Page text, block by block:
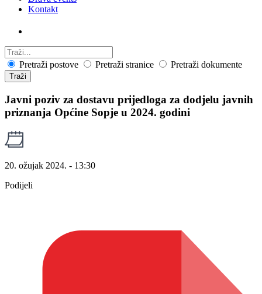
Kontakt
Pretraži postove Pretraži stranice Pretraži dokumente
Traži
Javni poziv za dostavu prijedloga za dodjelu javnih
priznanja Općine Sopje u 2024. godini
20. ožujak 2024. - 13:30
Podijeli